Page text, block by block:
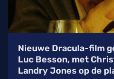
Nieuwe Dracula-film
Luc Besson, met
Landry Jones op de